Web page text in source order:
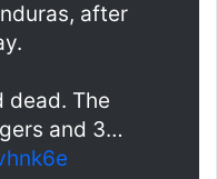
after
dead. The
and 3…